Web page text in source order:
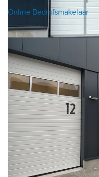
Online Bedrijfsmakelaar